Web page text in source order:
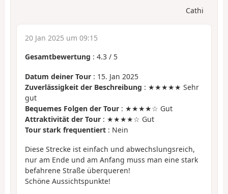
Cathi
20 Jan 2025 um 09:15
Gesamtbewertung : 4.3 / 5
Datum deiner Tour : 15. Jan 2025
Zuverlässigkeit der Beschreibung : ★★★★★ Sehr
gut
Bequemes Folgen der Tour : ★★★★☆ Gut
Attraktivität der Tour : ★★★★☆ Gut
Tour stark frequentiert : Nein
Diese Strecke ist einfach und abwechslungsreich,
nur am Ende und am Anfang muss man eine stark
befahrene Straße überqueren!
Schöne Aussichtspunkte!